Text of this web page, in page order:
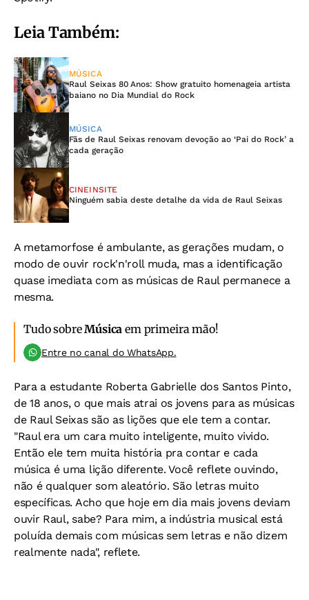
Leia Também:
MÚSICA
Raul Seixas 80 Anos: Show gratuito homenageia artista
baiano no Dia Mundial do Rock
MÚSICA
Fãs de Raul Seixas renovam devoção ao ‘Pai do Rock’ a
cada geração
CINEINSITE
Ninguém sabia deste detalhe da vida de Raul Seixas
A metamorfose é ambulante, as gerações mudam, o
modo de ouvir rock'n'roll muda, mas a identificação
quase imediata com as músicas de Raul permanece a
mesma.
Tudo sobreMúsica em primeira mão!
Entre no canal do WhatsApp.
Para a estudante Roberta Gabrielle dos Santos Pinto,
de 18 anos, o que mais atrai os jovens para as músicas
de Raul Seixas são as lições que ele tem a contar.
"Raul era um cara muito inteligente, muito vivido.
Então ele tem muita história pra contar e cada
música é uma lição diferente. Você reflete ouvindo,
não é qualquer som aleatório. São letras muito
específicas. Acho que hoje em dia mais jovens deviam
ouvir Raul, sabe? Para mim, a indústria musical está
poluída demais com músicas sem letras e não dizem
realmente nada", reflete.